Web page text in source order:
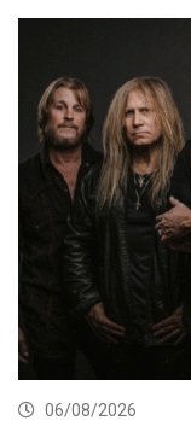
06/08/2026